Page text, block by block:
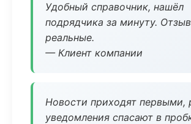
Удобный справочник, нашёл
подрядчика за минуту.
реальные.
— Клиент компании
Новости приходят первыми,
уведомления спасают в